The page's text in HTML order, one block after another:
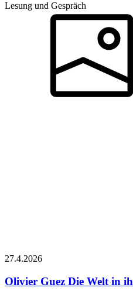
Lesung und Gespräch
27.4.2026
Olivier Guez Die Welt in